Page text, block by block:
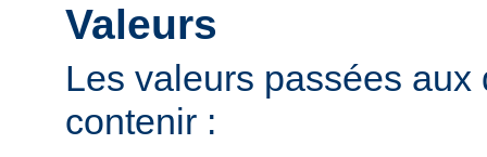
Valeurs
Les valeurs passées
contenir :